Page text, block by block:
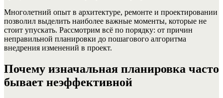
Многолетний опыт в архитектуре, ремонте и проектировании
позволил выделить наиболее важные моменты, которые не
стоит упускать. Рассмотрим всё по порядку: от причин
неправильной планировки до пошагового алгоритма
внедрения изменений в проект.
Почему изначальная планировка часто
бывает неэффективной